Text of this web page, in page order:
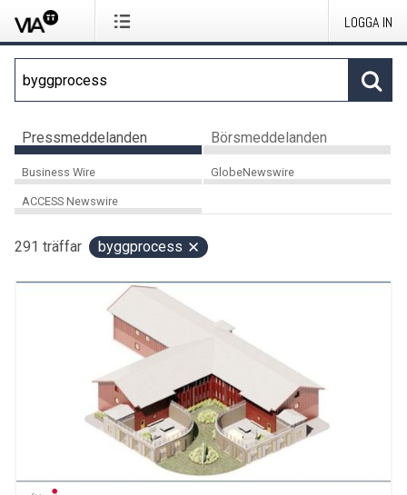
LOGGA IN
Pressmeddelanden Börsmeddelanden
Business Wire GlobeNewswire
ACCESS Newswire
291 träffar byggprocess